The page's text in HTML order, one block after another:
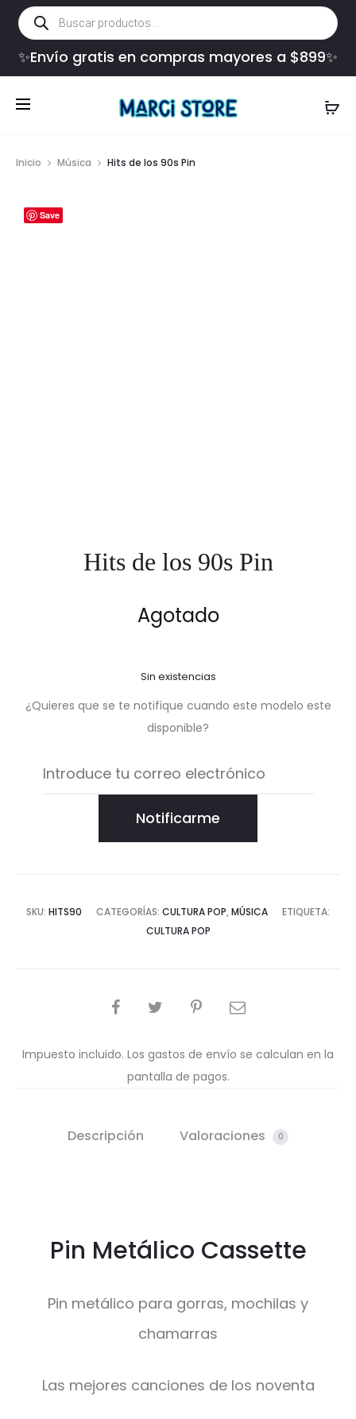
Búsqueda
de
productos
✨Envío gratis en compras mayores a $899✨
Inicio Música Hits de los 90s Pin
Save
Hits de los 90s Pin
Agotado
Sin existencias
¿Quieres que se te notifique cuando este modelo este
disponible?
Notificarme
SKU: HITS90 CATEGORÍAS: CULTURA POP, MÚSICA
ETIQUETA:
CULTURA POP
COMPARTIR
Impuesto incluido. Los gastos de envío se calculan en la
pantalla de pagos.
Descripción Valoraciones 0
Pin Metálico Cassette
Pin metálico para gorras, mochilas y
chamarras
Las mejores canciones de los noventa